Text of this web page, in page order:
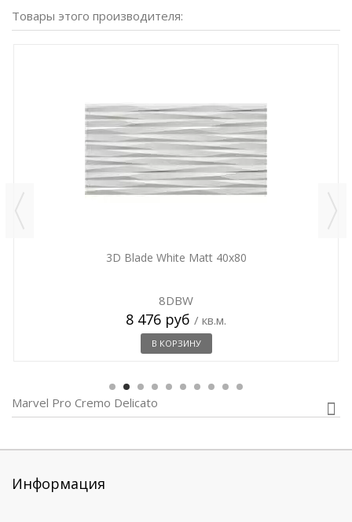
Товары этого производителя:
3D Blade White Matt 40x80
8DBW
8 476 руб / кв.м.
В КОРЗИНУ
Marvel Pro Cremo Delicato
Информация